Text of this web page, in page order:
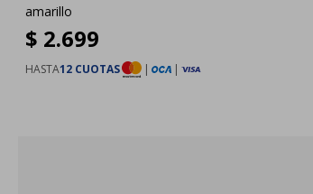
amarillo
$ 2.699
HASTA12 CUOTAS | |